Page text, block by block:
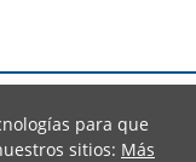
para que
sitios: Más